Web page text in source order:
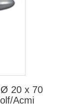
Ø 20 x 70
Acmi